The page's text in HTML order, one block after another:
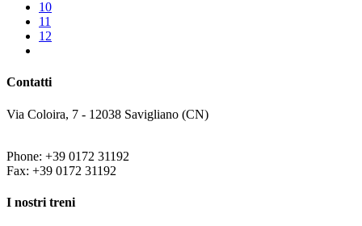
10
11
12
Contatti
Via Coloira, 7 - 12038 Savigliano (CN)
Phone: +39 0172 31192
Fax: +39 0172 31192
I nostri treni